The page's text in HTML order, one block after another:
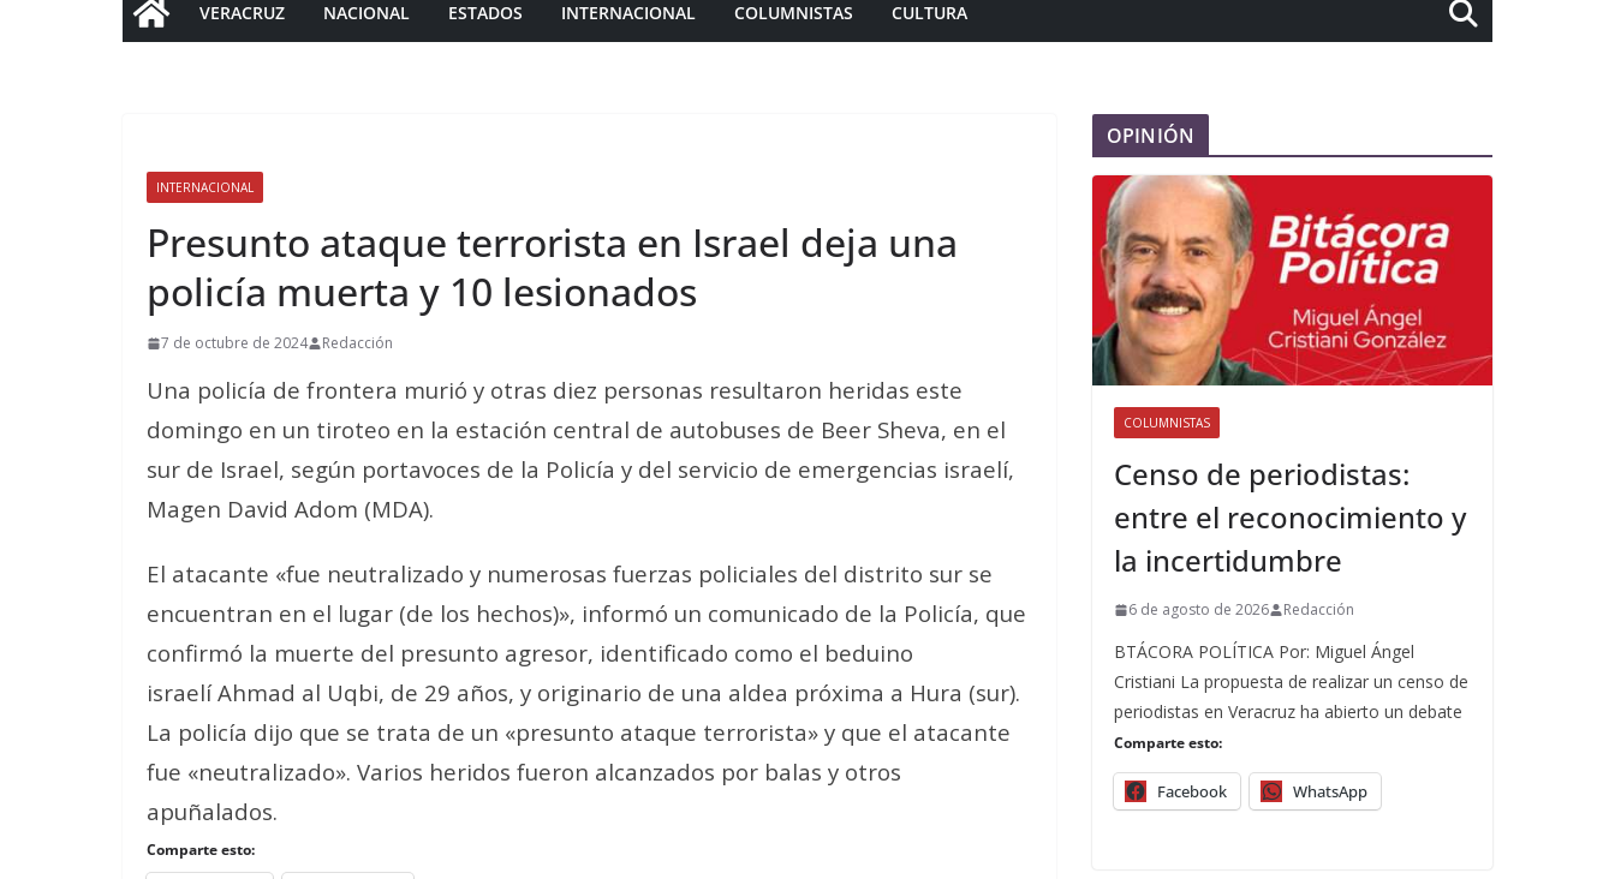
VERACRUZ NACIONAL ESTADOS INTERNACIONAL COLUMNISTAS CULTURA
INTERNACIONAL
Presunto ataque terrorista en Israel deja una
policía muerta y 10 lesionados
7 de octubre de 2024 Redacción
Una policía de frontera murió y otras diez personas resultaron heridas este
domingo en un tiroteo en la estación central de autobuses de Beer Sheva, en el
sur de Israel, según portavoces de la Policía y del servicio de emergencias israelí,
Magen David Adom (MDA).
El atacante «fue neutralizado y numerosas fuerzas policiales del distrito sur se
encuentran en el lugar (de los hechos)», informó un comunicado de la Policía, que
confirmó la muerte del presunto agresor, identificado como el beduino
israelí Ahmad al Uqbi, de 29 años, y originario de una aldea próxima a Hura (sur).
La policía dijo que se trata de un «presunto ataque terrorista» y que el atacante
fue «neutralizado». Varios heridos fueron alcanzados por balas y otros
apuñalados.
Comparte esto:
OPINIÓN
COLUMNISTAS
Censo de periodistas:
entre el reconocimiento y
la incertidumbre
6 de agosto de 2026 Redacción
BTÁCORA POLÍTICA Por: Miguel Ángel
Cristiani La propuesta de realizar un censo de
periodistas en Veracruz ha abierto un debate
Comparte esto:
Facebook WhatsApp